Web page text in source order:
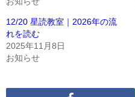
12/20 星読教室｜2026年の流
れを読む
2025年11月8日
お知らせ